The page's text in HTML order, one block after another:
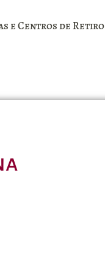
e Centros de Retiro